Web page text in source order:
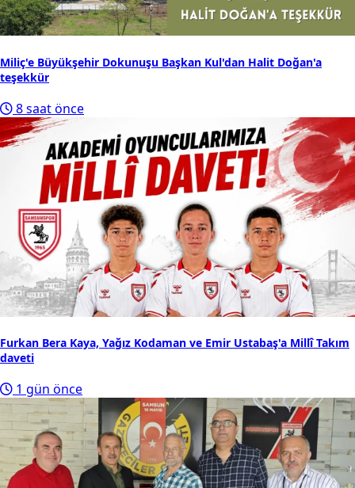
Miliç'e Büyükşehir Dokunuşu Başkan Kul'dan Halit Doğan'a
teşekkür
8 saat önce
Furkan Bera Kaya, Yağız Kodaman ve Emir Ustabaş'a Millî Takım
daveti
1 gün önce